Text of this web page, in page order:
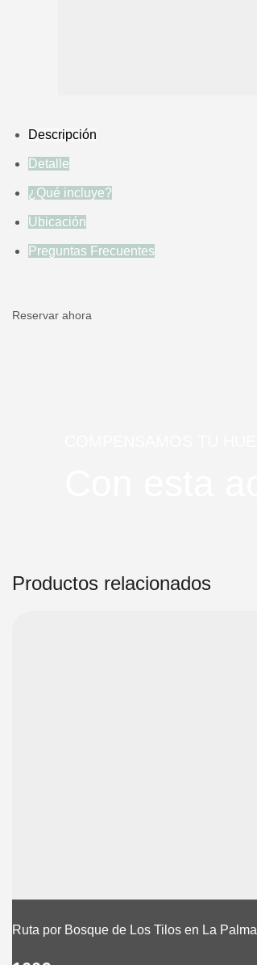
Descripción
Detalle
¿Qué incluye?
Ubicación
Preguntas Frecuentes
Reservar ahora
Productos relacionados
Ruta por Bosque de Los Tilos en La Palma